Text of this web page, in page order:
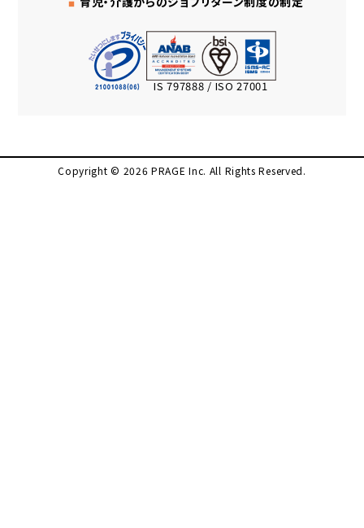
IS 797888 / ISO 27001
Copyright © 2026 PRAGE Inc. All Rights Reserved.